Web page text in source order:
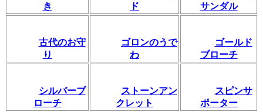
き
ド
サンダル
古代のお守
り
ゴロンのうで
わ
ゴールド
ブローチ
シルバーブ
ローチ
ストーンアン
クレット
スピンサ
ポーター